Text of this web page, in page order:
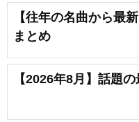
【往年の名曲から最
まとめ
【2026年8月】話題